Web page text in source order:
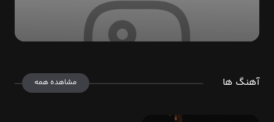
آهنگ ها مشاهده همه